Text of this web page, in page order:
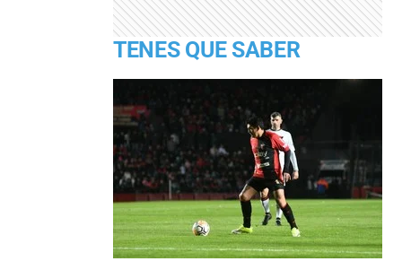
TENES QUE SABER